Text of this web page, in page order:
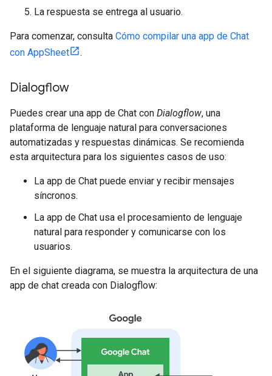
La respuesta se entrega al usuario.
Para comenzar, consulta Cómo compilar una app de Chat
con AppSheet
.
Dialogflow
Puedes crear una app de Chat con Dialogflow, una
plataforma de lenguaje natural para conversaciones
automatizadas y respuestas dinámicas. Se recomienda
esta arquitectura para los siguientes casos de uso:
La app de Chat puede enviar y recibir mensajes
síncronos.
La app de Chat usa el procesamiento de lenguaje
natural para responder y comunicarse con los
usuarios.
En el siguiente diagrama, se muestra la arquitectura de una
app de chat creada con Dialogflow: